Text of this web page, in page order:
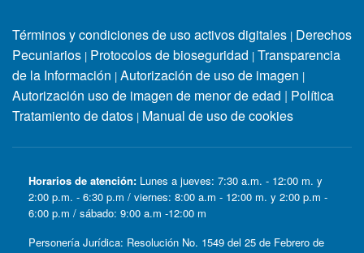
Términos y condiciones de uso activos digitales | Derechos
Pecuniarios | Protocolos de bioseguridad | Transparencia
de la Información | Autorización de uso de imagen |
Autorización uso de imagen de menor de edad | Política
Tratamiento de datos | Manual de uso de cookies
Horarios de atención: Lunes a jueves: 7:30 a.m. - 12:00 m. y
2:00 p.m. - 6:30 p.m / viernes: 8:00 a.m - 12:00 m. y 2:00 p.m -
6:00 p.m / sábado: 9:00 a.m -12:00 m
Personería Jurídica: Resolución No. 1549 del 25 de Febrero de